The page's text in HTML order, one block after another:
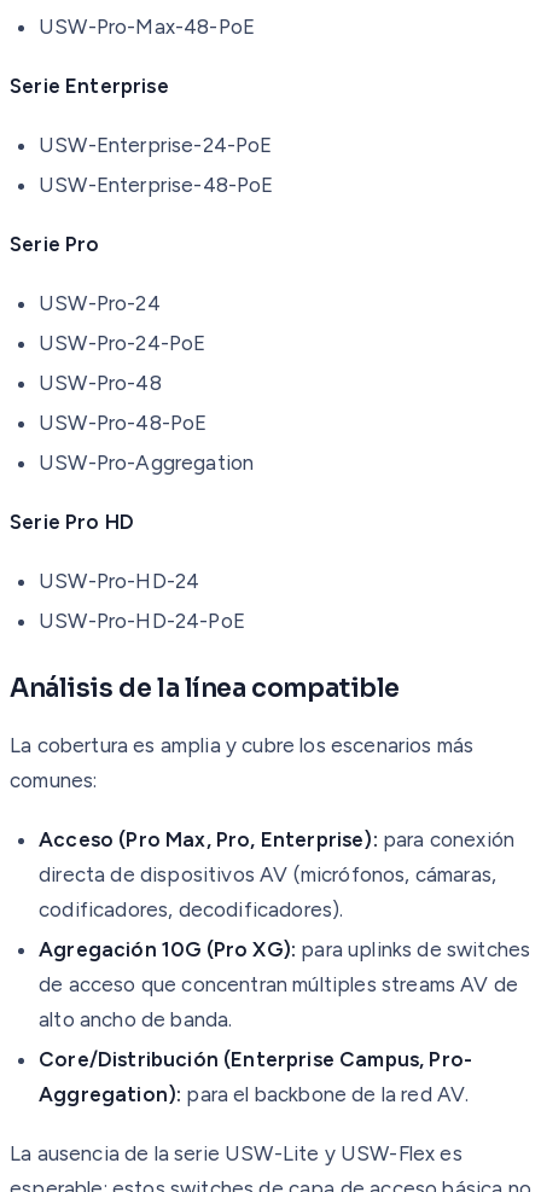
USW-Pro-Max-48-PoE
Serie Enterprise
USW-Enterprise-24-PoE
USW-Enterprise-48-PoE
Serie Pro
USW-Pro-24
USW-Pro-24-PoE
USW-Pro-48
USW-Pro-48-PoE
USW-Pro-Aggregation
Serie Pro HD
USW-Pro-HD-24
USW-Pro-HD-24-PoE
Análisis de la línea compatible
La cobertura es amplia y cubre los escenarios más
comunes:
Acceso (Pro Max, Pro, Enterprise): para conexión
directa de dispositivos AV (micrófonos, cámaras,
codificadores, decodificadores).
Agregación 10G (Pro XG): para uplinks de switches
de acceso que concentran múltiples streams AV de
alto ancho de banda.
Core/Distribución (Enterprise Campus, Pro-
Aggregation): para el backbone de la red AV.
La ausencia de la serie USW-Lite y USW-Flex es